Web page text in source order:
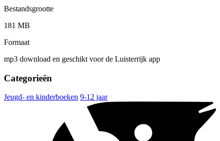
Bestandsgrootte
181 MB
Formaat
mp3 download en geschikt voor de Luisterrijk app
Categorieën
Jeugd- en kinderboeken 9-12 jaar